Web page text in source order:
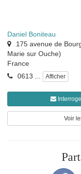
Daniel Boniteau
175 avenue de
Marie sur Ouche)
France
0613 ...
Afficher
Voir